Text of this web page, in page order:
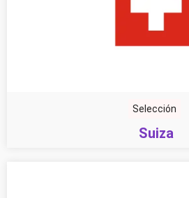
Selección
Suiza